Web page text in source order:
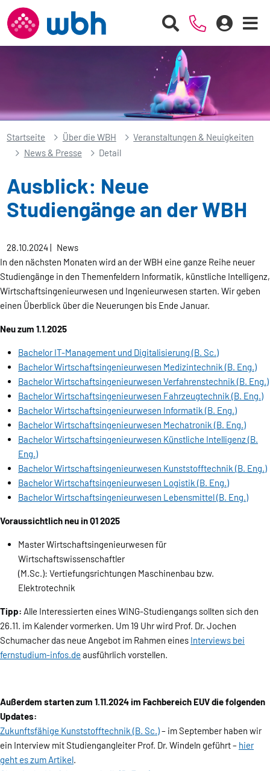
Startseite Über die WBH
Veranstaltungen & Neuigkeiten
News & Presse
Detail
Ausblick: Neue
Studiengänge an der WBH
28.10.2024| News
In den nächsten Monaten wird an der WBH eine ganze Reihe neuer
Studiengänge in den Themenfeldern Informatik, künstliche Intelligenz,
Wirtschaftsingenieurwesen und Ingenieurwesen starten. Wir geben
einen Überblick über die Neuerungen bis Ende Januar.
Neu zum 1.1.2025
Bachelor IT-Management und Digitalisierung (B. Sc.)
Bachelor Wirtschaftsingenieurwesen Medizintechnik (B. Eng.)
Bachelor Wirtschaftsingenieurwesen Verfahrenstechnik (B. Eng.)
Bachelor Wirtschaftsingenieurwesen Fahrzeugtechnik (B. Eng.)
Bachelor Wirtschaftsingenieurwesen Informatik (B. Eng.)
Bachelor Wirtschaftsingenieurwesen Mechatronik (B. Eng.)
Bachelor Wirtschaftsingenieurwesen Künstliche Intelligenz (B.
Eng.)
Bachelor Wirtschaftsingenieurwesen Kunststofftechnik (B. Eng.)
Bachelor Wirtschaftsingenieurwesen Logistik (B. Eng.)
Bachelor Wirtschaftsingenieurwesen Lebensmittel (B. Eng.)
Voraussichtlich neu in Q1 2025
Master Wirtschaftsingenieurwesen für
Wirtschaftswissenschaftler
(M.Sc.): Vertiefungsrichtungen Maschinenbau bzw.
Elektrotechnik
Tipp: Alle Interessierten eines WING-Studiengangs sollten sich den
26.11. im Kalender vormerken. Um 19 Uhr wird Prof. Dr. Jochen
Schumacher das neue Angebot im Rahmen eines Interviews bei
fernstudium-infos.de ausführlich vorstellen.
Außerdem starten zum 1.11.2024 im Fachbereich EUV die folgenden
Updates:
Zukunftsfähige Kunststofftechnik (B. Sc.)– im September haben wir
ein Interview mit Studiengangleiter Prof. Dr. Windeln geführt – hier
geht es zum Artikel.